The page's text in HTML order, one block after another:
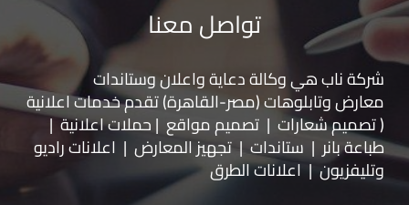
تواصل معنا
شركة ناب هي وكالة دعاية واعلان وستاندات
معارضوتابلوهات(مصر-القاهرة) تقدم خدمات اعلانية
( تصميم شعارات | تصميم مواقع | حملات اعلانية |
طباعة بانر | ستاندات | تجهيز المعارض | اعلانات راديو
وتليفزيون | اعلانات الطرق